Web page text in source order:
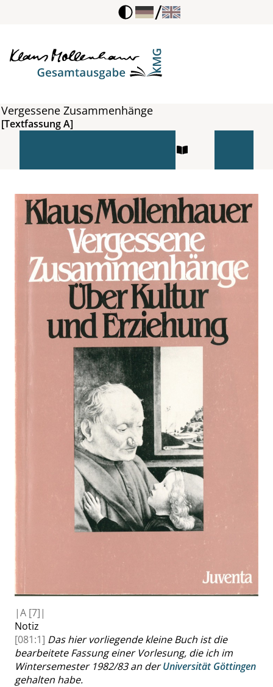
/
Vergessene Zusammenhänge
[Textfassung A]
|A [7]|
Notiz
[081:1] Das hier vorliegende kleine Buch ist die
bearbeitete Fassung einer Vorlesung, die ich im
Wintersemester 1982/83 an derUniversität Göttingen
gehalten habe.